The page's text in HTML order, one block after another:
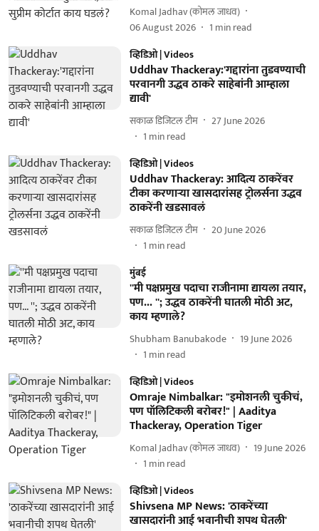
Komal Jadhav (कोमल जाधव)
06 August 2026
1 min read
व्हिडिओ | Videos
Uddhav Thackeray:'गद्दारांना तुडवण्याची
परवानगी उद्धव ठाकरे साहेबांनी आम्हाला
द्यावी'
सकाळ डिजिटल टीम
27 June 2026
1 min read
व्हिडिओ | Videos
Uddhav Thackeray: आदित्य ठाकरेंवर
टीका करणाऱ्या खासदारांसह ट्रोलर्सना उद्धव
ठाकरेंनी खडसावलं
सकाळ डिजिटल टीम
20 June 2026
1 min read
मुंबई
''मी पक्षप्रमुख पदाचा राजीनामा द्यायला तयार,
पण... ''; उद्धव ठाकरेंनी घातली मोठी अट,
काय म्हणाले?
Shubham Banubakode
19 June 2026
1 min read
व्हिडिओ | Videos
Omraje Nimbalkar: "इमोशनली चुकीचं,
पण पॉलिटिकली बरोबर!" | Aaditya
Thackeray, Operation Tiger
Komal Jadhav (कोमल जाधव)
19 June 2026
1 min read
व्हिडिओ | Videos
Shivsena MP News: 'ठाकरेंच्या
खासदारांनी आई भवानीची शपथ घेतली'